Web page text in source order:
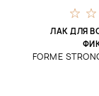
ЛАК ДЛЯ
FORME